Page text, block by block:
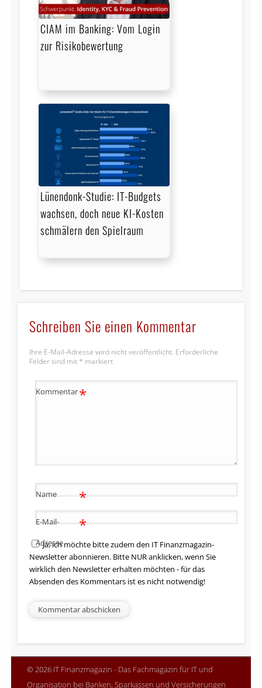
CIAM im Banking: Vom Login
zur Risikobewertung
Lünendonk-Studie: IT-Budgets
wachsen, doch neue KI-Kosten
schmälern den Spielraum
Schreiben Sie einen Kommentar
Ihre E-Mail-Adresse wird nicht veröffentlicht. Erforderliche
Felder sind mit * markiert
Kommentar*
Name *
E-Mail-
Adresse
*
Ja, ich möchte bitte zudem den IT Finanzmagazin-
Newsletter abonnieren. Bitte NUR anklicken, wenn Sie
wirklich den Newsletter erhalten möchten - für das
Absenden des Kommentars ist es nicht notwendig!
© 2026 IT Finanzmagazin - Das Fachmagazin für IT und
Organisation bei Banken, Sparkassen und Versicherungen